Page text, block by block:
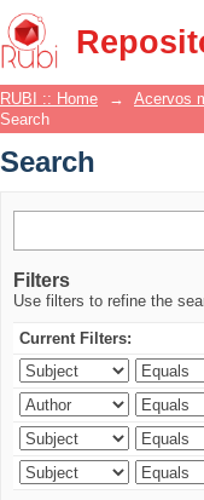
Search
RUBI :: Home → Acervos
Search
Search
Filters
Use filters to refine the
Current Filters: